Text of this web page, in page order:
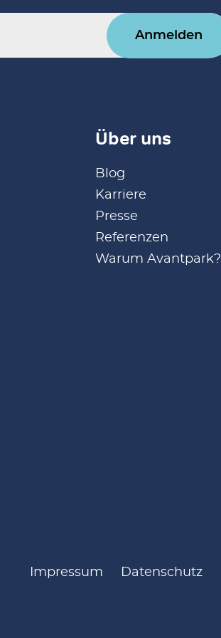
Anmelden
Über uns
Blog
Karriere
Presse
Referenzen
Warum Avantpark?
Impressum Datenschutz